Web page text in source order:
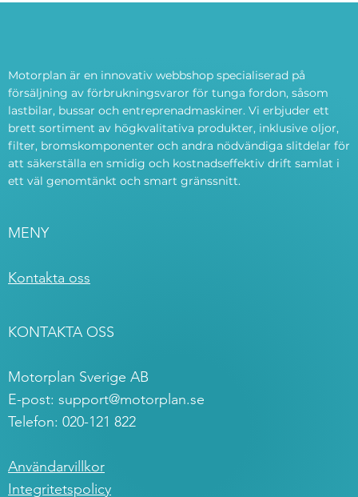
Motorplan är en innovativ webbshop specialiserad på
försäljning av förbrukningsvaror för tunga fordon, såsom
lastbilar, bussar och entreprenadmaskiner. Vi erbjuder ett
brett sortiment av högkvalitativa produkter, inklusive oljor,
filter, bromskomponenter och andra nödvändiga slitdelar för
att säkerställa en smidig och kostnadseffektiv drift samlat i
ett väl genomtänkt och smart gränssnitt.
MENY
Kontakta oss
KONTAKTA OSS
Motorplan Sverige AB
E-post: support@motorplan.se
Telefon: 020-121 822
Användarvillkor
Integritetspolicy